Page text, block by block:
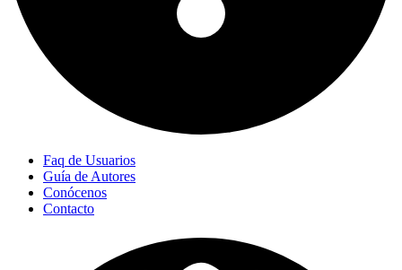
Faq de Usuarios
Guía de Autores
Conócenos
Contacto